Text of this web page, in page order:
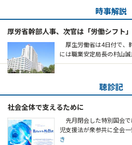
時事解説
厚労省幹部人事、次官は「労働シフト
厚生労働省は4日付で、
には職業安定局長の村山
聴診記
社会全体で支えるために
先月閉会した特別国会
児支援法が衆参共に全会
き